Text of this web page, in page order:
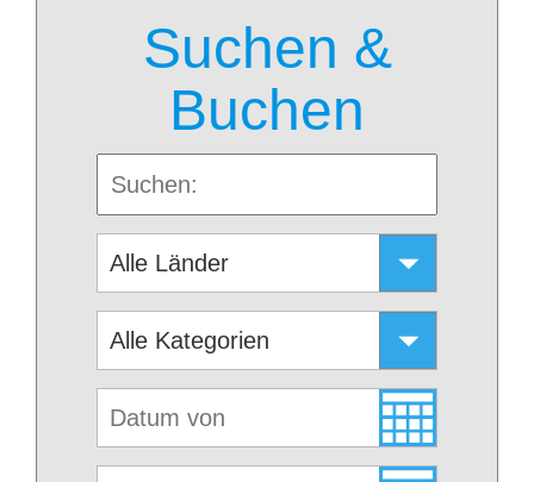
Suchen &
Buchen